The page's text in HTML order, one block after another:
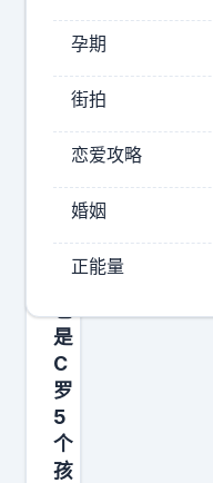
罗
与
治
爱
的
晶
是
C
罗
5
个
孩
孕期
街拍
恋爱攻略
婚姻
正能量